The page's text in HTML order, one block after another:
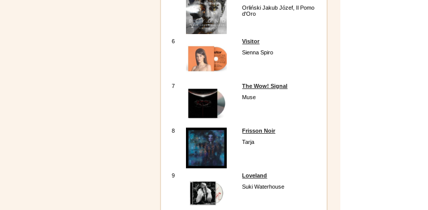
Orliński Jakub Józef, Il Pomo
d'Oro
6
Visitor
Sienna Spiro
7
The Wow! Signal
Muse
8
Frisson Noir
Tarja
9
Loveland
Suki Waterhouse